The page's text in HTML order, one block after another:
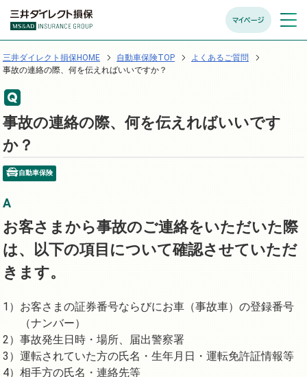
マイページ メニュ
開く
三井ダイレクト損保HOME 自動車保険TOP
よくあるご質問
事故の連絡の際、何を伝えればいいですか？
事故の連絡の際、何を伝えればいいです
か？
自動車保険
お客さまから事故のご連絡をいただいた際
は、以下の項目について確認させていただ
きます。
お客さまの証券番号ならびにお車（事故車）の登録番号
（ナンバー）
事故発生日時・場所、届出警察署
運転されていた方の氏名・生年月日・運転免許証情報等
相手方の氏名・連絡先等